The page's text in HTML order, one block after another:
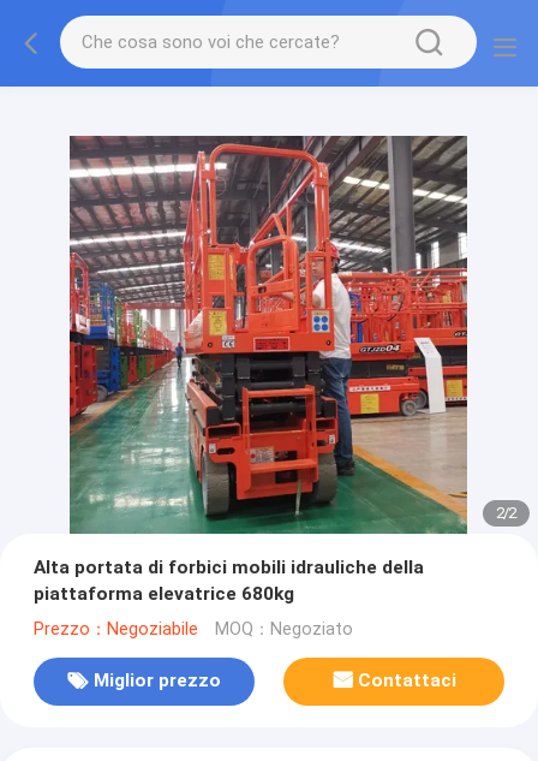
gtag('config', 'G-QWE9HWC3PF', {cookie_flags:
"SameSite=None;Secure"});
2/2
Alta portata di forbici mobili idrauliche della
piattaforma elevatrice 680kg
Prezzo：Negoziabile MOQ：Negoziato
Miglior prezzo Contattaci